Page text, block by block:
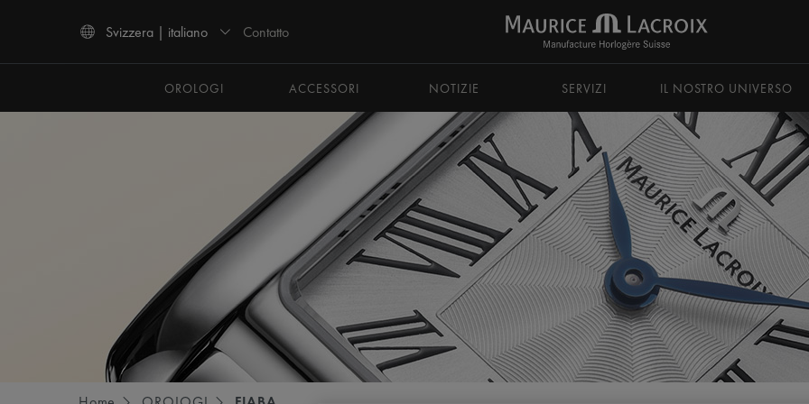
Svizzera | italiano Contatto
OROLOGI
ACCESSORI NOTIZIE SERVIZI IL NOSTRO UNIVERSO